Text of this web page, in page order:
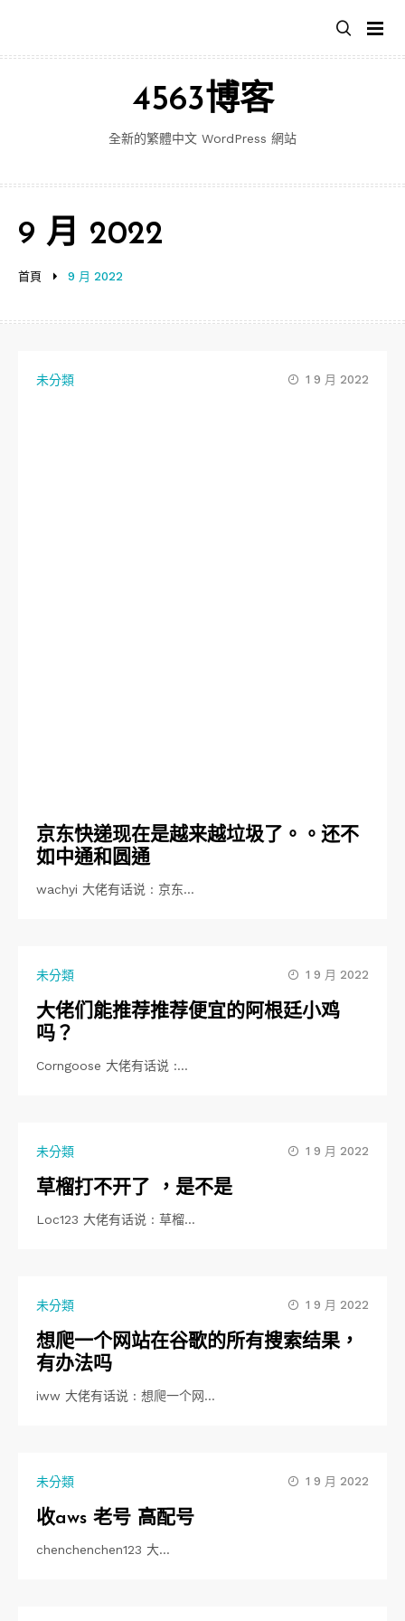
主
4563博客
全新的繁體中文 WordPress 網站
首頁 9 月 2022
9 月 2022
未分類 1 9 月 2022
京东快递现在是越来越垃圾了。。还不
如中通和圆通
wachyi 大佬有话说 : 京东…
未分類 1 9 月 2022
大佬们能推荐推荐便宜的阿根廷小鸡
吗？
Corngoose 大佬有话说 :…
未分類 1 9 月 2022
草榴打不开了 ，是不是
Loc123 大佬有话说 : 草榴…
未分類 1 9 月 2022
想爬一个网站在谷歌的所有搜索结果，
有办法吗
iww 大佬有话说 : 想爬一个网…
未分類 1 9 月 2022
收aws 老号 高配号
chenchenchen123 大…